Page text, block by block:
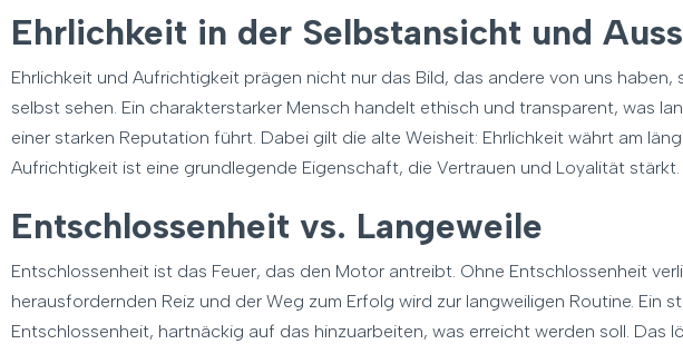
Ehrlichkeit in der Selbstansicht und
Ehrlichkeit und Aufrichtigkeit prägen nicht nur das Bild, das andere von uns haben,
selbst sehen. Ein charakterstarker Mensch handelt ethisch und transparent, was
einer starken Reputation führt. Dabei gilt die alte Weisheit: Ehrlichkeit währt am
Aufrichtigkeit ist eine grundlegende Eigenschaft, die Vertrauen und Loyalität stärkt.
Entschlossenheit vs. Langeweile
Entschlossenheit ist das Feuer, das den Motor antreibt. Ohne Entschlossenheit
herausfordernden Reiz und der Weg zum Erfolg wird zur langweiligen Routine. Ein
Entschlossenheit, hartnäckig auf das hinzuarbeiten, was erreicht werden soll. Das